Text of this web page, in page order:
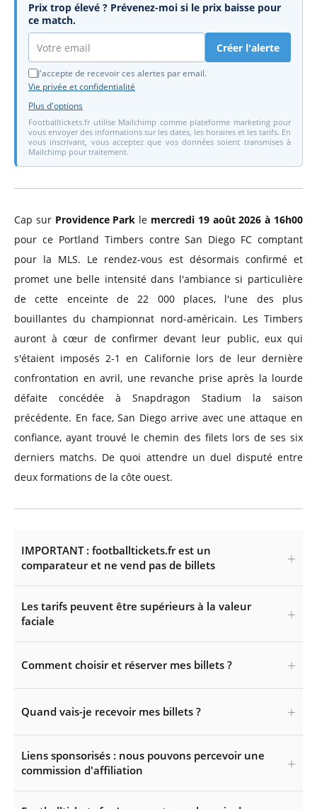
Prix trop élevé ? Prévenez-moi si le prix baisse pour
ce match.
Créer l'alerte
J'accepte de recevoir ces alertes par email.
Vie privée et confidentialité
Plus d'options
Footballtickets.fr utilise Mailchimp comme plateforme marketing pour
vous envoyer des informations sur les dates, les horaires et les tarifs. En
vous inscrivant, vous acceptez que vos données soient transmises à
Mailchimp pour traitement.
Cap sur Providence Park le mercredi 19 août 2026 à 16h00
pour ce Portland Timbers contre San Diego FC comptant
pour la MLS. Le rendez-vous est désormais confirmé et
promet une belle intensité dans l'ambiance si particulière
de cette enceinte de 22 000 places, l'une des plus
bouillantes du championnat nord-américain. Les Timbers
auront à cœur de confirmer devant leur public, eux qui
s'étaient imposés 2-1 en Californie lors de leur dernière
confrontation en avril, une revanche prise après la lourde
défaite concédée à Snapdragon Stadium la saison
précédente. En face, San Diego arrive avec une attaque en
confiance, ayant trouvé le chemin des filets lors de ses six
derniers matchs. De quoi attendre un duel disputé entre
deux formations de la côte ouest.
IMPORTANT : footballtickets.fr est un
comparateur et ne vend pas de billets
Les tarifs peuvent être supérieurs à la valeur
faciale
Comment choisir et réserver mes billets ?
Quand vais-je recevoir mes billets ?
Liens sponsorisés : nous pouvons percevoir une
commission d'affiliation